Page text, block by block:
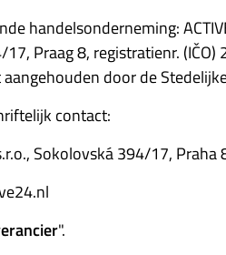
handelsonderneming:
Praag 8, registratienr.
door de
contact:
Sokolovská 394/17,
".